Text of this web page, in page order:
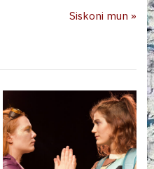
N
t
P
t
:
Siskoni mun